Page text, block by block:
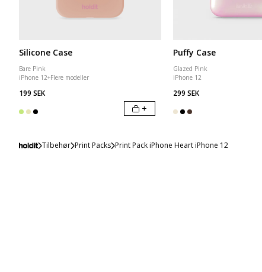
Silicone Case
Bare Pink
iPhone 12+Flere modeller
199 SEK
+
Puffy Case
Glazed Pink
iPhone 12
299 SEK
Tilbehør Print Packs Print Pack iPhone Heart iPhone 12